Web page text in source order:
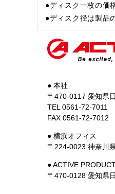
●ディスク一枚の価
●ディスク径は製品
● 本社
〒470-0117 愛知県
TEL 0561-72-7011
FAX 0561-72-7012
● 横浜オフィス
〒224-0023 神奈川
● ACTIVE
〒470-0128 愛知県